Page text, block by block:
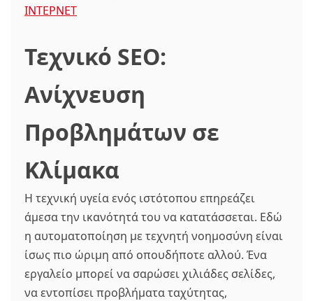
ΙΝΤΕΡΝΕΤ
Τεχνικό SEO:
Ανίχνευση
Προβλημάτων σε
Κλίμακα
Η τεχνική υγεία ενός ιστότοπου επηρεάζει
άμεσα την ικανότητά του να κατατάσσεται. Εδώ
η αυτοματοποίηση με τεχνητή νοημοσύνη είναι
ίσως πιο ώριμη από οπουδήποτε αλλού. Ένα
εργαλείο μπορεί να σαρώσει χιλιάδες σελίδες,
να εντοπίσει προβλήματα ταχύτητας,